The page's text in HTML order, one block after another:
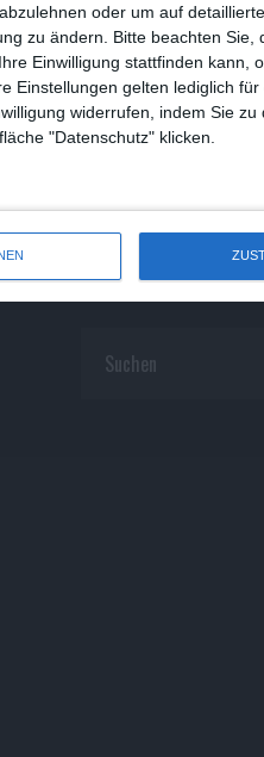
oder um auf
zu ändern.
Bitte beachten Sie,
Einwilligung stattfinden kann,
Einstellungen gelten lediglich
widerrufen, indem Sie zu
"Datenschutz" klicken.